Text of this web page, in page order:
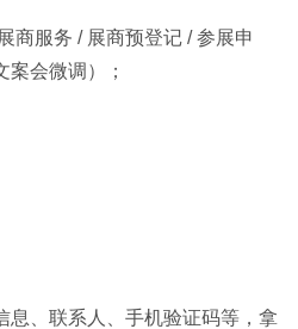
商服务 / 展商预登记 / 参展申
会微调）；
息、联系人、手机验证码等，拿